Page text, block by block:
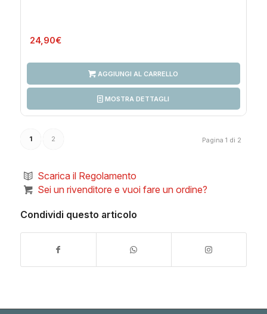
24,90€
AGGIUNGI AL CARRELLO
MOSTRA DETTAGLI
Pagina 1 di 2
1 2
Scarica il Regolamento
Sei un rivenditore e vuoi fare un ordine?
Condividi questo articolo